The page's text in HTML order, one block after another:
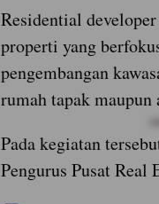
Residential
properti yang
pengembangan
rumah tapak maupun
Pada kegiatan
Pengurus Pusat Real